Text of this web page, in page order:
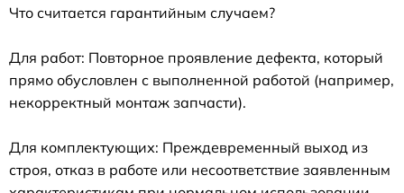
Что считается гарантийным случаем?
Для работ: Повторное проявление дефекта, который
прямо обусловлен с выполненной работой (например,
некорректный монтаж запчасти).
Для комплектующих: Преждевременный выход из
строя, отказ в работе или несоответствие заявленным